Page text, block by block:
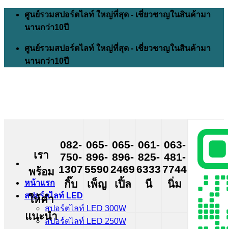
Skip
content
ศูนย์รวมสปอร์ตไลท์ ใหญ่ที่สุด - เชี่ยวชาญในสินค้ามา
นานกว่า10ปี
ศูนย์รวมสปอร์ตไลท์ ใหญ่ที่สุด - เชี่ยวชาญในสินค้ามา
นานกว่า10ปี
หน้าแรก
สปอร์ตไลท์ LED
สปอร์ตไลท์ LED 300W
สปอร์ตไลท์ LED 250W
เรา
พร้อม
ให้คำ
แนะนำ
082-
750-
1307
กิ๊บ
065-
896-
5590
เพ็ญ
065-
896-
2469
เปิ้ล
061-
825-
6333
นี
063-
481-
7744
นิ่ม